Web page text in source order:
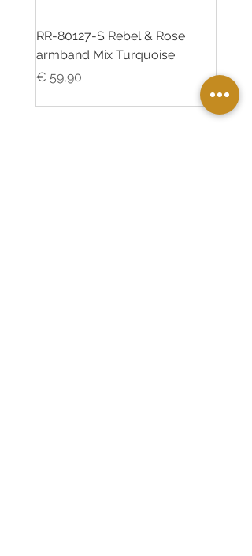
RR-80127-S Rebel & Rose
armband Mix Turquoise
Prijs
€ 59,90
Prijs
€